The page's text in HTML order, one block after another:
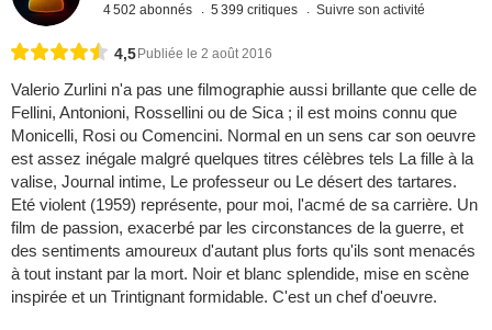
4 502 abonnés 5 399 critiques Suivre son activité
4,5 Publiée le 2 août 2016
Valerio Zurlini n'a pas une filmographie aussi brillante que celle de
Fellini, Antonioni, Rossellini ou de Sica ; il est moins connu que
Monicelli, Rosi ou Comencini. Normal en un sens car son oeuvre
est assez inégale malgré quelques titres célèbres tels La fille à la
valise, Journal intime, Le professeur ou Le désert des tartares.
Eté violent (1959) représente, pour moi, l'acmé de sa carrière. Un
film de passion, exacerbé par les circonstances de la guerre, et
des sentiments amoureux d'autant plus forts qu'ils sont menacés
à tout instant par la mort. Noir et blanc splendide, mise en scène
inspirée et un Trintignant formidable. C'est un chef d'oeuvre.